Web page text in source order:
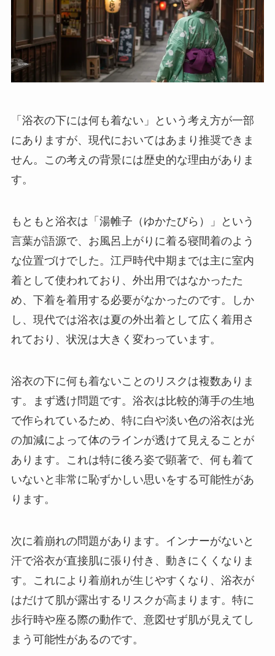
「浴衣の下には何も着ない」という考え方が一部
にありますが、現代においてはあまり推奨できま
せん。この考えの背景には歴史的な理由がありま
す。
もともと浴衣は「湯帷子（ゆかたびら）」という
言葉が語源で、お風呂上がりに着る寝間着のよう
な位置づけでした。江戸時代中期までは主に室内
着として使われており、外出用ではなかったた
め、下着を着用する必要がなかったのです。しか
し、現代では浴衣は夏の外出着として広く着用さ
れており、状況は大きく変わっています。
浴衣の下に何も着ないことのリスクは複数ありま
す。まず透け問題です。浴衣は比較的薄手の生地
で作られているため、特に白や淡い色の浴衣は光
の加減によって体のラインが透けて見えることが
あります。これは特に後ろ姿で顕著で、何も着て
いないと非常に恥ずかしい思いをする可能性があ
ります。
次に着崩れの問題があります。インナーがないと
汗で浴衣が直接肌に張り付き、動きにくくなりま
す。これにより着崩れが生じやすくなり、浴衣が
はだけて肌が露出するリスクが高まります。特に
歩行時や座る際の動作で、意図せず肌が見えてし
まう可能性があるのです。